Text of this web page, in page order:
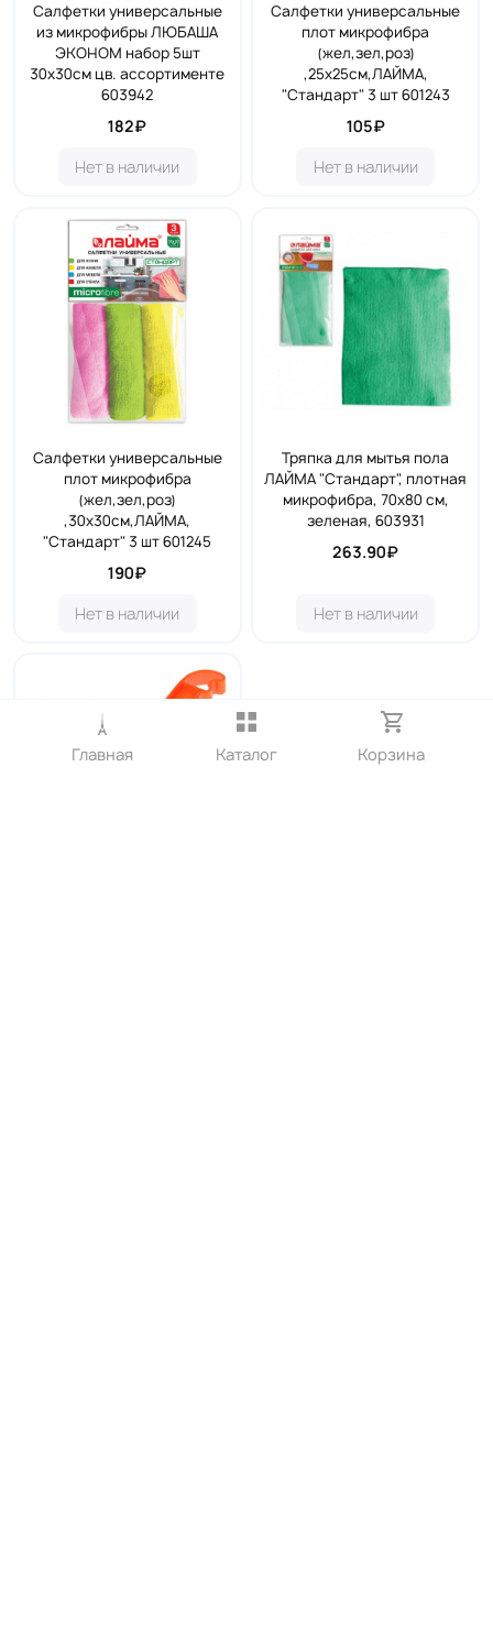
Салфетки универсальные
из микрофибры ЛЮБАША
ЭКОНОМ набор 5шт
30х30см цв. ассортименте
603942
182₽
Нет в наличии
Салфетки универсальные
плот микрофибра
(жел,зел,роз)
,25х25см,ЛАЙМА,
"Стандарт" 3 шт 601243
105₽
Нет в наличии
Салфетки универсальные
плот микрофибра
(жел,зел,роз)
,30х30см,ЛАЙМА,
"Стандарт" 3 шт 601245
190₽
Нет в наличии
Тряпка для мытья пола
ЛАЙМА "Стандарт", плотная
микрофибра, 70х80 см,
зеленая, 603931
263.90₽
Нет в наличии
Главная Каталог Корзина